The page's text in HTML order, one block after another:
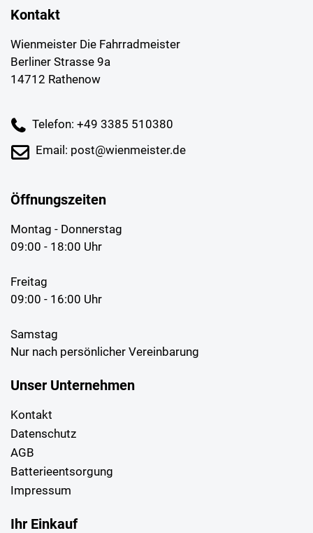
Kontakt
Wienmeister Die Fahrradmeister
Berliner Strasse 9a
14712 Rathenow
Telefon: +49 3385 510380
Email: post@wienmeister.de
Öffnungszeiten
Montag - Donnerstag
09:00 - 18:00 Uhr
Freitag
09:00 - 16:00 Uhr
Samstag
Nur nach persönlicher Vereinbarung
Unser Unternehmen
Kontakt
Datenschutz
AGB
Batterieentsorgung
Impressum
Ihr Einkauf